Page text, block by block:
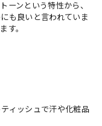
ーンという特性から、
も良いと言われていま
す。
ィッシュで汗や化粧品